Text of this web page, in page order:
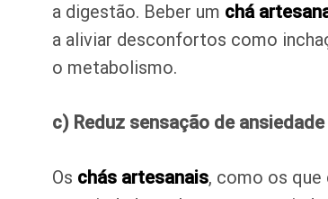
a digestão. Beber um chá
a aliviar desconfortos como
o metabolismo.
c) Reduz sensação de
Os chás artesanais, como os que